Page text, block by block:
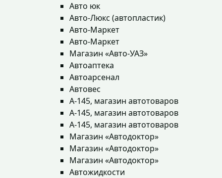
Авто юк
Авто-Люкс (автопластик)
Авто-Маркет
Авто-Маркет
Магазин «Авто-УАЗ»
Автоаптека
Автоарсенал
Автовес
А-145, магазин автотоваров
А-145, магазин автотоваров
А-145, магазин автотоваров
Магазин «Автодоктор»
Магазин «Автодоктор»
Магазин «Автодоктор»
Автожидкости